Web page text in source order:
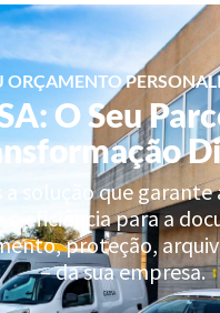
ORÇAMENTO
O Seu
a solução que garante
e eficiência para a
proteção,
– da sua empresa.